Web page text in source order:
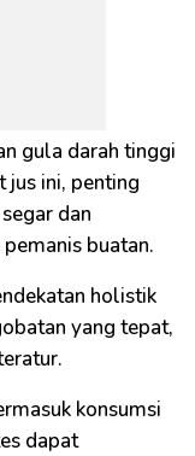
gula darah tinggi
jus ini, penting
dan
buatan.
holistik
yang tepat,
konsumsi
dapat